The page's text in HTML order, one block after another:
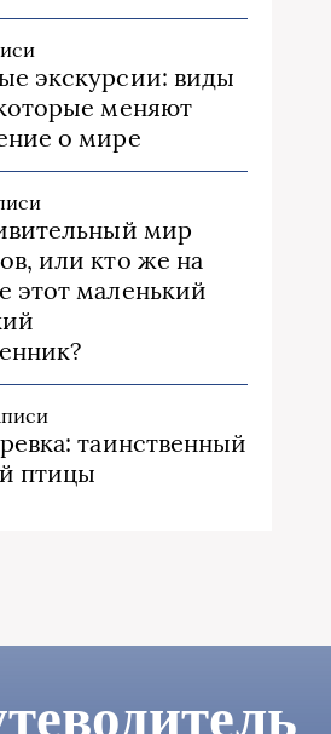
экскурсии: виды
меняют
о мире
мир
или кто же на
этот маленький
таинственный
птицы